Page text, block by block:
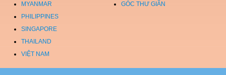
MYANMAR
GÓC THƯ GIÃN
PHILIPPINES
SINGAPORE
THAILAND
VIỆT NAM